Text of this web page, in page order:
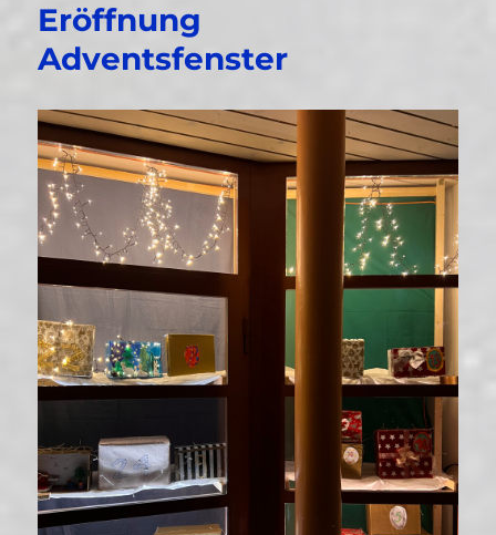
Eröffnung
Adventsfenster